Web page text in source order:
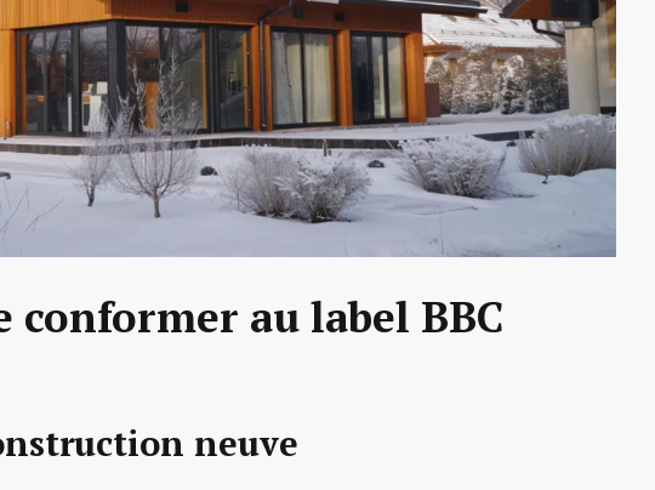
conformer au label BBC
neuve